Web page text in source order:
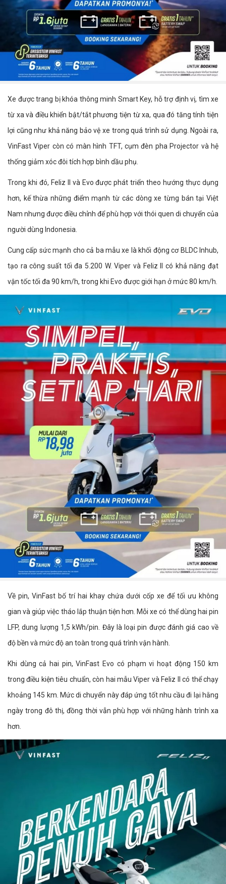
Xe được trang bị khóa thông minh Smart Key, hỗ trợ định vị, tìm xe
từ xa và điều khiển bật/tắt phương tiện từ xa, qua đó tăng tính tiện
lợi cũng như khả năng bảo vệ xe trong quá trình sử dụng. Ngoài ra,
VinFast Viper còn có màn hình TFT, cụm đèn pha Projector và hệ
thống giảm xóc đôi tích hợp bình dầu phụ.
Trong khi đó, Feliz II và Evo được phát triển theo hướng thực dụng
hơn, kế thừa những điểm mạnh từ các dòng xe từng bán tại Việt
Nam nhưng được điều chỉnh để phù hợp với thói quen di chuyển của
người dùng Indonesia.
Cung cấp sức mạnh cho cả ba mẫu xe là khối động cơ BLDC Inhub,
tạo ra công suất tối đa 5.200 W. Viper và Feliz II có khả năng đạt
vận tốc tối đa 90 km/h, trong khi Evo được giới hạn ở mức 80 km/h.
Về pin, VinFast bố trí hai khay chứa dưới cốp xe để tối ưu không
gian và giúp việc tháo lắp thuận tiện hơn. Mỗi xe có thể dùng hai pin
LFP, dung lượng 1,5 kWh/pin. Đây là loại pin được đánh giá cao về
độ bền và mức độ an toàn trong quá trình vận hành.
Khi dùng cả hai pin, VinFast Evo có phạm vi hoạt động 150 km
trong điều kiện tiêu chuẩn, còn hai mẫu Viper và Feliz II có thể chạy
khoảng 145 km. Mức di chuyển này đáp ứng tốt nhu cầu đi lại hằng
ngày trong đô thị, đồng thời vẫn phù hợp với những hành trình xa
hơn.